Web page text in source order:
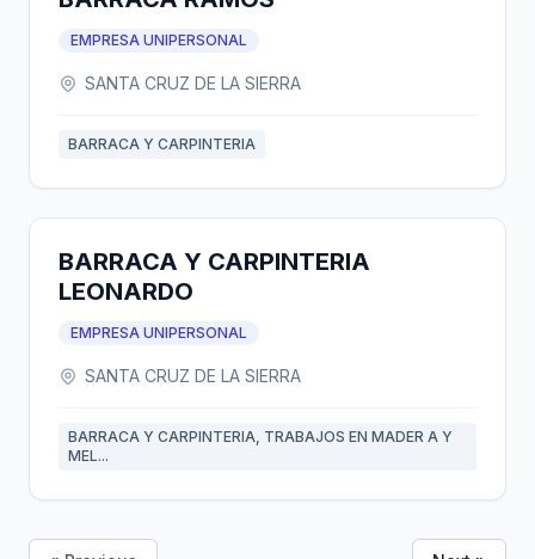
EMPRESA UNIPERSONAL
SANTA CRUZ DE LA SIERRA
BARRACA Y CARPINTERIA
BARRACA Y CARPINTERIA
LEONARDO
EMPRESA UNIPERSONAL
SANTA CRUZ DE LA SIERRA
BARRACA Y CARPINTERIA, TRABAJOS EN MADER A Y
MEL...